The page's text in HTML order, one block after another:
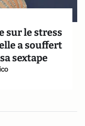
sur le stress
a souffert
sextape